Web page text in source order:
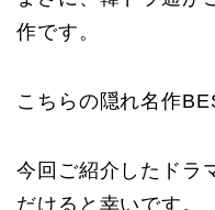
作です。
こちらの隠れ名作
今回ご紹介したドラ
だけると幸いです。